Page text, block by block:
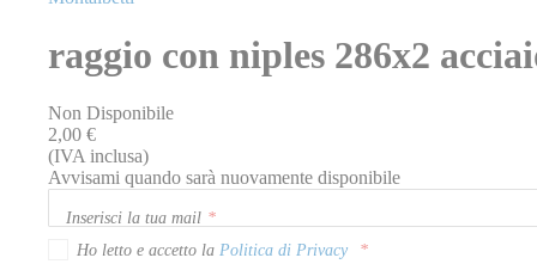
di
immagini
raggio con niples 286x2
Non Disponibile
2,00 €
(IVA inclusa)
Avvisami quando sarà nuovamente disponibile
Inserisci la tua mail
Ho letto e accetto laPolitica di Privacy